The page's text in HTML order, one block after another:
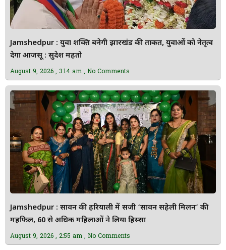
Jamshedpur : युवा शक्ति बनेगी झारखंड की ताकत, युवाओं को नेतृत्व
देगा आजसू : सुदेश महतो
August 9, 2026 3:14 am No Comments
Jamshedpur : सावन की हरियाली में सजी ‘सावन सहेली मिलन’ की
महफिल, 60 से अधिक महिलाओं ने लिया हिस्सा
August 9, 2026 2:55 am No Comments